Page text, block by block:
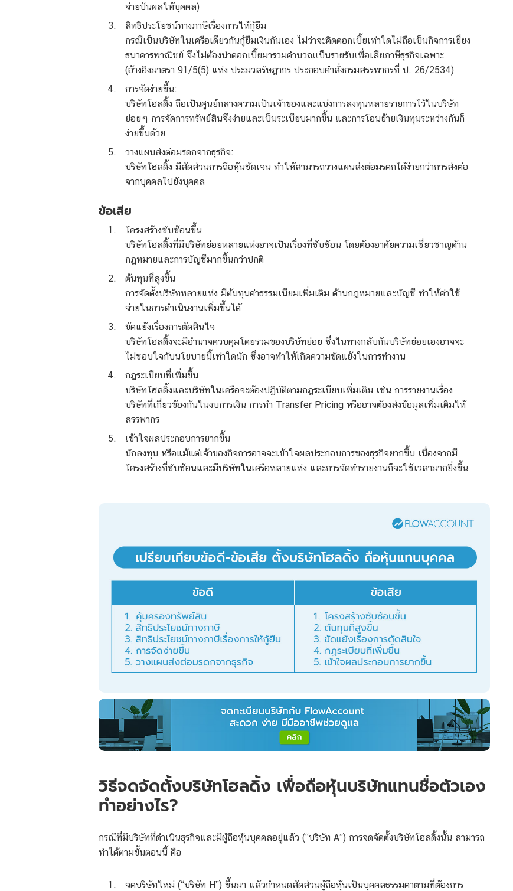
จ่ายปันผลให้บุคคล)
สิทธิประโยชน์ทางภาษีเรื่องการให้กู้ยืม
กรณีเป็นบริษัทในเครือเดียวกันกู้ยืมเงินกันเอง ไม่ว่าจะคิดดอกเบี้ยเท่าใดไม่ถือเป็นกิจการเยี่ยง
ธนาคารพาณิชย์ จึงไม่ต้องนำดอกเบี้ยมารวมคำนวณเป็นรายรับเพื่อเสียภาษีธุรกิจเฉพาะ
(อ้างอิงมาตรา 91/5(5) แห่ง ประมวลรัษฎากร ประกอบคำสั่งกรมสรรพากรที่ ป. 26/2534)
การจัดง่ายขึ้น:
บริษัทโฮลดิ้ง ถือเป็นศูนย์กลางความเป็นเจ้าของและแบ่งการลงทุนหลายรายการไว้ในบริษัท
ย่อยๆ การจัดการทรัพย์สินจึงง่ายและเป็นระเบียบมากขึ้น และการโอนย้ายเงินทุนระหว่างกันก็
ง่ายขึ้นด้วย
วางแผนส่งต่อมรดกจากธุรกิจ:
บริษัทโฮลดิ้ง มีสัดส่วนการถือหุ้นชัดเจน ทำให้สามารถวางแผนส่งต่อมรดกได้ง่ายกว่าการส่งต่อ
จากบุคคลไปยังบุคคล
ข้อเสีย
โครงสร้างซับซ้อนขึ้น
บริษัทโฮลดิ้งที่มีบริษัทย่อยหลายแห่งอาจเป็นเรื่องที่ซับซ้อน โดยต้องอาศัยความเชี่ยวชาญด้าน
กฎหมายและการบัญชีมากขึ้นกว่าปกติ
ต้นทุนที่สูงขึ้น
การจัดตั้งบริษัทหลายแห่ง มีต้นทุนค่าธรรมเนียมเพิ่มเติม ด้านกฎหมายและบัญชี ทำให้ค่าใช้
จ่ายในการดำเนินงานเพิ่มขึ้นได้
ขัดแย้งเรื่องการตัดสินใจ
บริษัทโฮลดิ้งจะมีอำนาจควบคุมโดยรวมของบริษัทย่อย ซึ่งในทางกลับกันบริษัทย่อยเองอาจจะ
ไม่ชอบใจกับนโยบายนี้เท่าใดนัก ซึ่งอาจทำให้เกิดความขัดแย้งในการทำงาน
กฎระเบียบที่เพิ่มขึ้น
บริษัทโฮลดิ้งและบริษัทในเครือจะต้องปฏิบัติตามกฎระเบียบเพิ่มเติม เช่น การรายงานเรื่อง
บริษัทที่เกี่ยวข้องกันในงบการเงิน การทำ Transfer Pricing หรืออาจต้องส่งข้อมูลเพิ่มเติมให้
สรรพากร
เข้าใจผลประกอบการยากขึ้น
นักลงทุน หรือแม้แต่เจ้าของกิจการอาจจะเข้าใจผลประกอบการของธุรกิจยากขึ้น เนื่องจากมี
โครงสร้างที่ซับซ้อนและมีบริษัทในเครือหลายแห่ง และการจัดทำรายงานก็จะใช้เวลามากยิ่งขึ้น
วิธีจดจัดตั้งบริษัทโฮลดิ้ง เพื่อถือหุ้นบริษัทแทนชื่อตัวเอง
ทำอย่างไร?
กรณีที่มีบริษัทที่ดำเนินธุรกิจและมีผู้ถือหุ้นบุคคลอยู่แล้ว (“บริษัท A”) การจดจัดตั้งบริษัทโฮลดิ้งนั้น สามารถ
ทำได้ตามขั้นตอนนี้ คือ
จดบริษัทใหม่ (“บริษัท H”) ขึ้นมา แล้วกำหนดสัดส่วนผู้ถือหุ้นเป็นบุคคลธรรมดาตามที่ต้องการ